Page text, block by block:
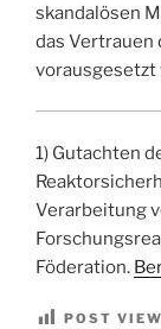
skandalösen
das
vorausgesetzt
1) Gutachten
Verarbeitung
Föderation.
POST